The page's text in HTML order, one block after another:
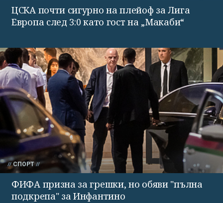
ЦСКА почти сигурно на плейоф за Лига
Европа след 3:0 като гост на „Макаби“
СПОРТ
ФИФА призна за грешки, но обяви "пълна
подкрепа" за Инфантино